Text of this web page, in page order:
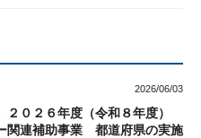
2026/06/03
２０２６年度（令和８年度）
関連補助事業 都道府県の実施